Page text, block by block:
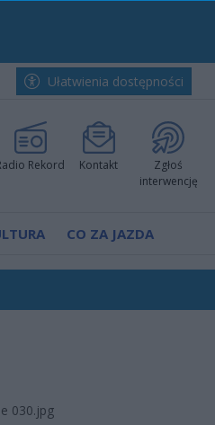
Ułatwienia dostępności
Rekord Kontakt
Zgłoś
interwencję
CO ZA JAZDA
030.jpg